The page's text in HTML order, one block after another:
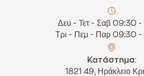
Δευ - Τετ - Σαβ 09:30
Τρι - Πεμ - Παρ 09:30
Κατάστημα:
1821 49, Ηράκλειο